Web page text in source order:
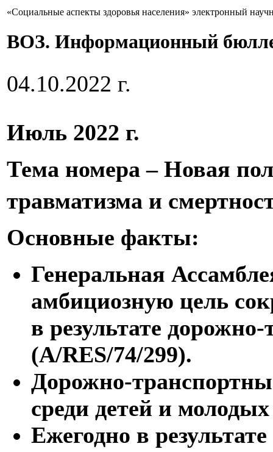
«Социальные аспекты здоровья населения» электронный
ВОЗ. Информационный
04.10.2022 г.
Июль 2022 г.
Тема номера – Новая
травматизма и
Основные факты:
Генеральная
амбициозную цель
в результате
(A/RES/74/299).
Дорожно-
среди детей и
Ежегодно в